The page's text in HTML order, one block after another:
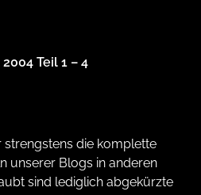
Teil 1 – 4
strengstens die komplette
unserer Blogs in anderen
sind lediglich abgekürzte